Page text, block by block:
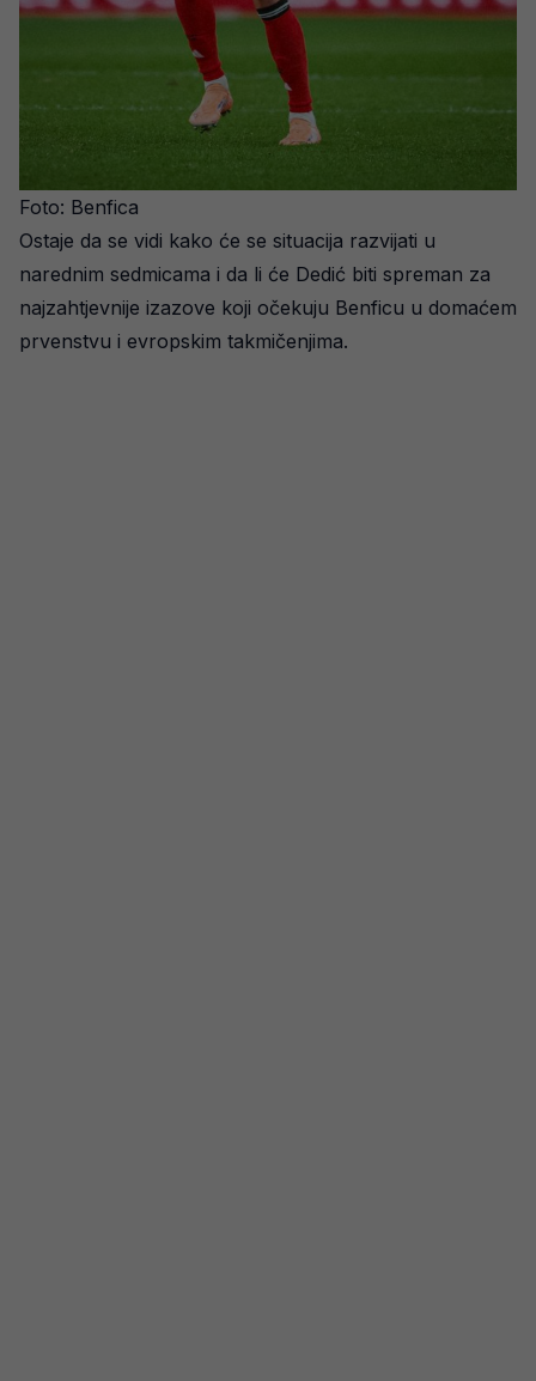
Foto: Benfica
Ostaje da se vidi kako će se situacija razvijati u
narednim sedmicama i da li će Dedić biti spreman za
najzahtjevnije izazove koji očekuju Benficu u domaćem
prvenstvu i evropskim takmičenjima.